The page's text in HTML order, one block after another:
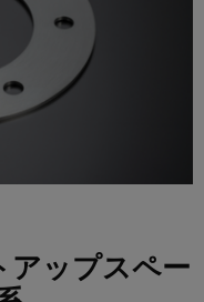
アップスペー